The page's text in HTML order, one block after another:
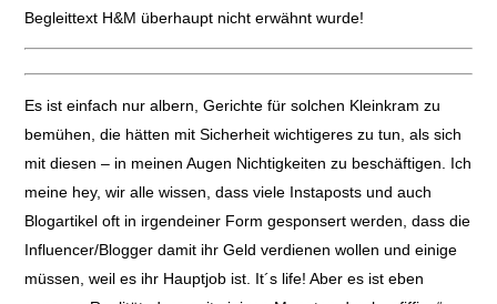
Begleittext H&M überhaupt nicht erwähnt wurde!
Es ist einfach nur albern, Gerichte für solchen Kleinkram zu
bemühen, die hätten mit Sicherheit wichtigeres zu tun, als sich
mit diesen – in meinen Augen Nichtigkeiten zu beschäftigen. Ich
meine hey, wir alle wissen, dass viele Instaposts und auch
Blogartikel oft in irgendeiner Form gesponsert werden, dass die
Influencer/Blogger damit ihr Geld verdienen wollen und einige
müssen, weil es ihr Hauptjob ist. It´s life! Aber es ist eben